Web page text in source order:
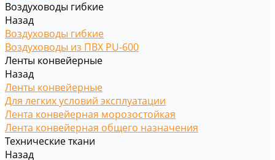
Воздуховоды гибкие
Назад
Воздуховоды гибкие
Воздуховоды из ПВХ PU-600
Ленты конвейерные
Назад
Ленты конвейерные
Для легких условий эксплуатации
Лента конвейерная морозостойкая
Лента конвейерная общего назначения
Технические ткани
Назад